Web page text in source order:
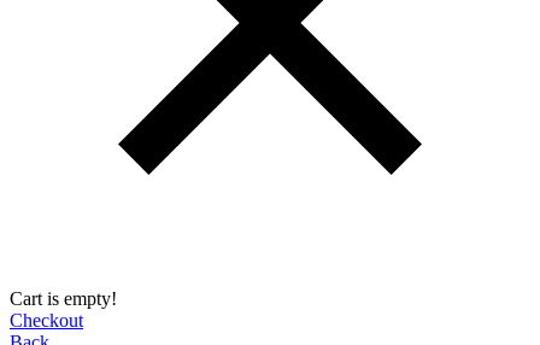
Cart is empty!
Checkout